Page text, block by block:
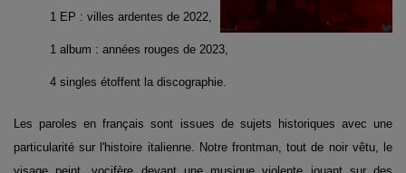
1 EP : villes ardentes de 2022,
1 album : années rouges de 2023,
4 singles étoffent la discographie.
Les paroles en français sont issues de sujets historiques avec une
particularité sur l'histoire italienne. Notre frontman, tout de noir vêtu, le